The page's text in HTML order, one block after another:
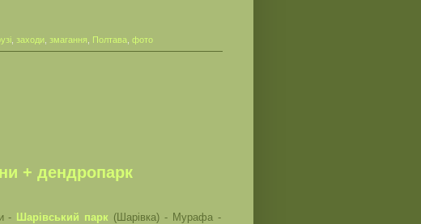
, заходи, змагання Полтава фото
+ дендропарк
- Шарівський парк (Шарівка) - Мурафа -